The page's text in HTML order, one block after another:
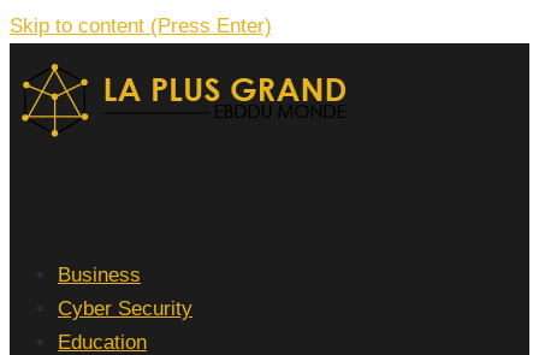
Skip to content (Press Enter)
Business
Cyber Security
Education